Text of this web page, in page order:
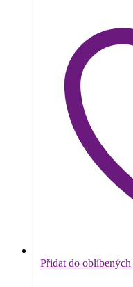
Přidat do oblíbených